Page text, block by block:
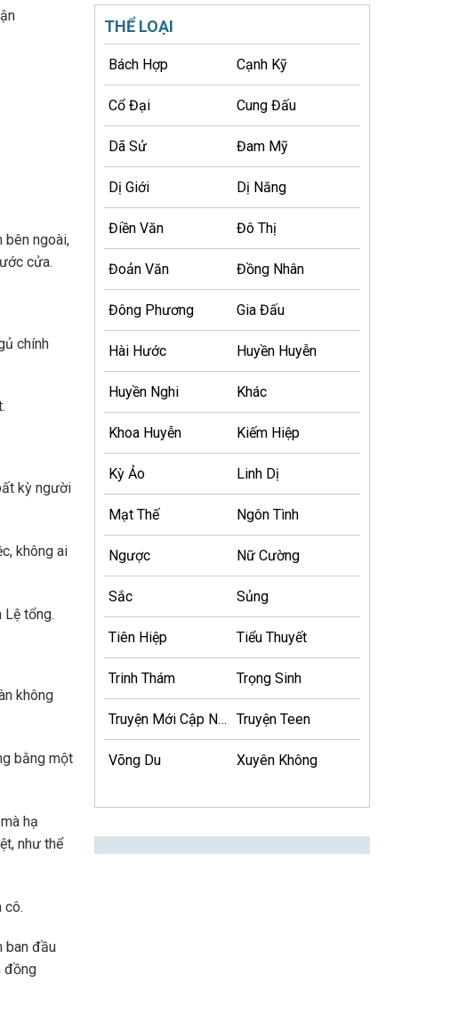
bên ngoài,
cửa.
chính
kỳ người
không ai
Lệ tổng.
không
bằng một
hạ
như thể
cô.
ban đầu
đồng
THỂ LOẠI
Bách Hợp Cạnh Kỹ
Cổ Đại Cung Đấu
Dã Sử Đam Mỹ
Dị Giới Dị Năng
Điền Văn Đô Thị
Đoản Văn Đồng Nhân
Đông Phương Gia Đấu
Hài Hước Huyền Huyễn
Huyền Nghi Khác
Khoa Huyễn Kiếm Hiệp
Kỳ Ảo Linh Dị
Mạt Thế Ngôn Tình
Ngược Nữ Cường
Sắc Sủng
Tiên Hiệp Tiểu Thuyết
Trinh Thám Trọng Sinh
Truyện Mới Cập Nhật Truyện Teen
Võng Du Xuyên Không